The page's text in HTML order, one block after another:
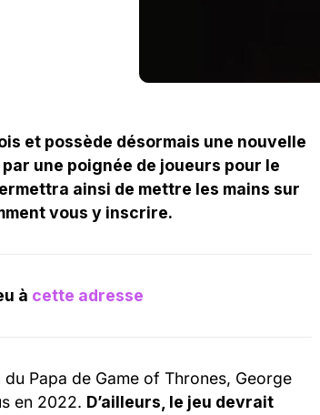
et possède désormais une nouvelle
une poignée de joueurs pour le
ainsi de mettre les mains sur
vous y inscrire.
à cette adresse
Papa de Game of Thrones, George
en 2022. D’ailleurs, le jeu devrait